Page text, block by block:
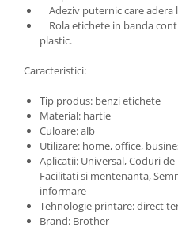
Adeziv puternic care
Rola etichete in banda
plastic.
Caracteristici:
Tip produs: benzi etichete
Material: hartie
Culoare: alb
Utilizare: home, office,
Aplicatii: Universal, Coduri
Facilitati si mentenanta,
informare
Tehnologie printare: direct
Brand: Brother